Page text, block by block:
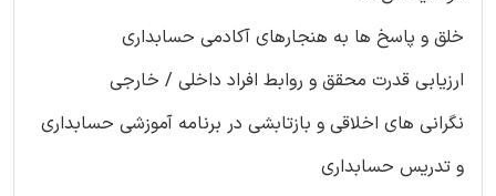
خلق و پاسخ ها به هنجارهای آکادمی حسابداری
ارزیابی قدرت محقق و روابط افراد داخلی / خارجی
نگرانی های اخلاقی و بازتابشی در برنامه آموزشی حسابداری
و تدریس حسابداری